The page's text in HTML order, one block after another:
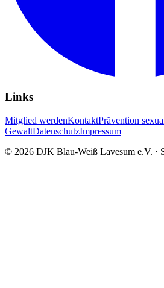
Links
Mitglied werdenKontaktPrävention
GewaltDatenschutzImpressum
© 2026 DJK Blau-Weiß Lavesum e.V. ·